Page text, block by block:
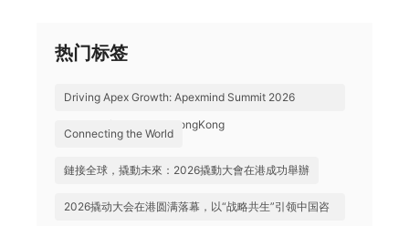
热门标签
Driving Apex Growth: Apexmind Summit 2026
Successfully Held in HongKong
Connecting the World
鏈接全球，撬動未來：2026撬動大會在港成功舉辦
2026撬动大会在港圆满落幕，以“战略共生”引领中国咨